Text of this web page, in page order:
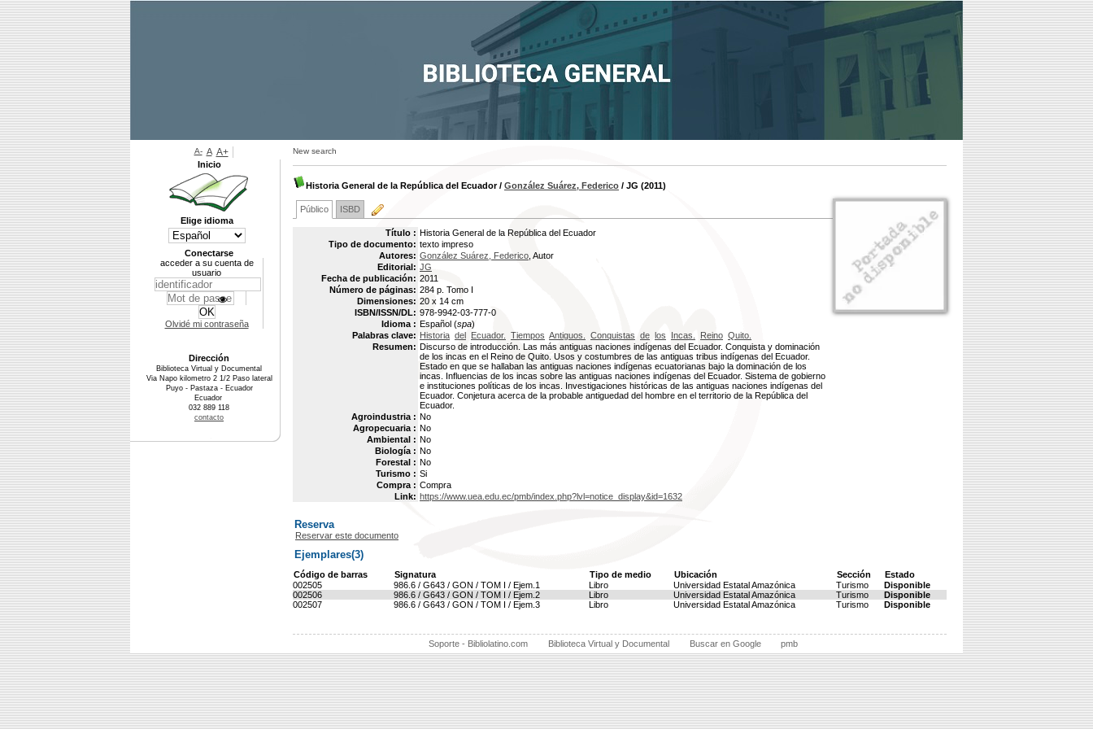
New search
Historia General de la República del Ecuador/ González Suárez, Federico / JG (2011)
Público ISBD
Título : Historia General de la República del Ecuador
Tipo de documento: texto impreso
Autores: González Suárez, Federico , Autor
Editorial: JG
Fecha de publicación: 2011
Número de páginas: 284 p. Tomo I
Dimensiones: 20 x 14 cm
ISBN/ISSN/DL: 978-9942-03-777-0
Idioma : Español (spa)
Palabras clave: Historia del Ecuador. Tiempos Antiguos. Conquistas de los Incas. Reino Quito.
Resumen: Discurso de introducción. Las más antiguas naciones indígenas del Ecuador. Conquista y dominación
de los incas en el Reino de Quito. Usos y costumbres de las antiguas tribus indígenas del Ecuador.
Estado en que se hallaban las antiguas naciones indígenas ecuatorianas bajo la dominación de los
incas. Influencias de los incas sobre las antiguas naciones indígenas del Ecuador. Sistema de gobierno
e instituciones políticas de los incas. Investigaciones históricas de las antiguas naciones indígenas del
Ecuador. Conjetura acerca de la probable antiguedad del hombre en el territorio de la República del
Ecuador.
Agroindustria : No
Agropecuaria : No
Ambiental : No
Biología : No
Forestal : No
Turismo : Si
Compra : Compra
Link: https://www.uea.edu.ec/pmb/index.php?lvl=notice_display&id=1632
Reserva
Reservar este documento
Ejemplares(3)
Código de barras Signatura Tipo de medio Ubicación Sección
Estado
002505
986.6 / G643 / GON / TOM I / Ejem.1 Libro Universidad Estatal Amazónica Turismo
Disponible
002506
986.6 / G643 / GON / TOM I / Ejem.2 Libro Universidad Estatal Amazónica Turismo
Disponible
002507
986.6 / G643 / GON / TOM I / Ejem.3 Libro Universidad Estatal Amazónica Turismo Disponible
Soporte - Bibliolatino.com Biblioteca Virtual y Documental Buscar en Google pmb
A- A A+
Inicio
Elige idioma
Conectarse
acceder a su cuenta de
usuario
Olvidé mi contraseña
Dirección
Biblioteca Virtual y Documental
Via Napo kilometro 2 1/2 Paso lateral
Puyo - Pastaza - Ecuador
Ecuador
032 889 118
contacto